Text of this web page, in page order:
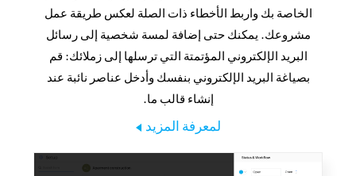
الخاصة بك واربط الأخطاء ذات الصلة لعكس طريقة عمل
مشروعك. يمكنك حتى إضافة لمسة شخصية إلى رسائل
البريد الإلكتروني المؤتمتة التي ترسلها إلى زملائك: قم
بصياغة البريد الإلكتروني بنفسك وأدخل عناصر نائبة عند
إنشاء قالب ما.
لمعرفة المزيد